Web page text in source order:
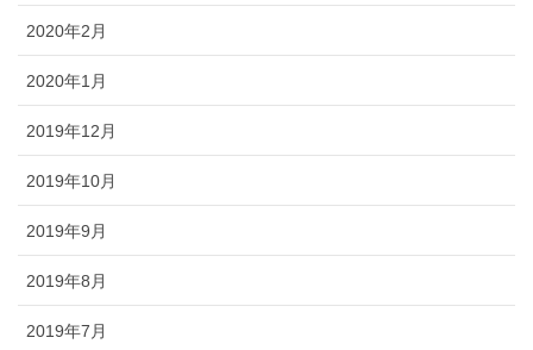
2020年2月
2020年1月
2019年12月
2019年10月
2019年9月
2019年8月
2019年7月